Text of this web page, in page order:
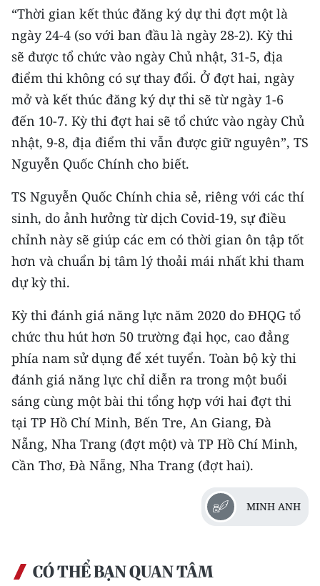
CHƯƠNG TRÌNH OCOP - MỖI XÃ
MỘT SẢN PHẨM
RADIO
MEDIA CENTER
E-Magazine
Video
Media Chính trị
Media Kinh tế
Media Văn hóa
Media Pháp luật
Media Du lịch
Media Thế giới
Media Thể thao
Media Giáo dục
“Thời gian kết thúc đăng ký dự thi đợt một là
ngày 24-4 (so với ban đầu là ngày 28-2). Kỳ thi
sẽ được tổ chức vào ngày Chủ nhật, 31-5, địa
điểm thi không có sự thay đổi. Ở đợt hai, ngày
mở và kết thúc đăng ký dự thi sẽ từ ngày 1-6
đến 10-7. Kỳ thi đợt hai sẽ tổ chức vào ngày Chủ
nhật, 9-8, địa điểm thi vẫn được giữ nguyên”, TS
Nguyễn Quốc Chính cho biết.
TS Nguyễn Quốc Chính chia sẻ, riêng với các thí
sinh, do ảnh hưởng từ dịch Covid-19, sự điều
chỉnh này sẽ giúp các em có thời gian ôn tập tốt
hơn và chuẩn bị tâm lý thoải mái nhất khi tham
dự kỳ thi.
Kỳ thi đánh giá năng lực năm 2020 do ĐHQG tổ
chức thu hút hơn 50 trường đại học, cao đẳng
phía nam sử dụng để xét tuyển. Toàn bộ kỳ thi
đánh giá năng lực chỉ diễn ra trong một buổi
sáng cùng một bài thi tổng hợp với hai đợt thi
tại TP Hồ Chí Minh, Bến Tre, An Giang, Đà
Nẵng, Nha Trang (đợt một) và TP Hồ Chí Minh,
Cần Thơ, Đà Nẵng, Nha Trang (đợt hai).
MINH ANH
CÓ THỂ BẠN QUAN TÂM